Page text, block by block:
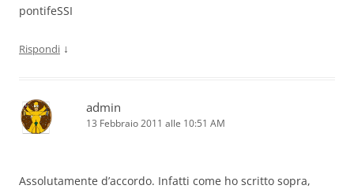
pontifeSSI
Rispondi ↓
admin
13 Febbraio 2011 alle 10:51 AM
Assolutamente d’accordo. Infatti come ho scritto sopra,